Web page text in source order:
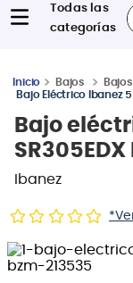
Bajos
Bajo Eléctrico Ibanez
Bajo
SR305EDX
Ibanez